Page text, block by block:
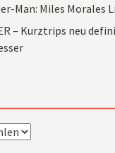
Man: Miles Morales
– Kurztrips neu